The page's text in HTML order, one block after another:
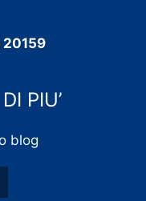
20159
PIU’
blog